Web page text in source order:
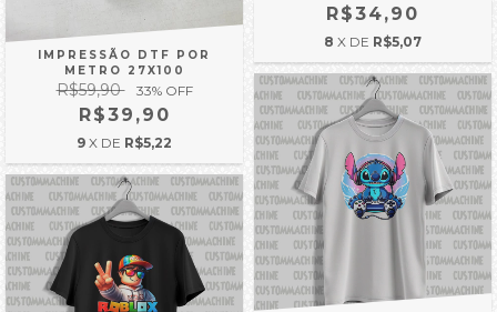
IMPRESSÃO DTF POR
METRO 27X100
R$59,90 33% OFF
R$39,90
9 X DE R$5,22
R$34,90
8 X DE R$5,07